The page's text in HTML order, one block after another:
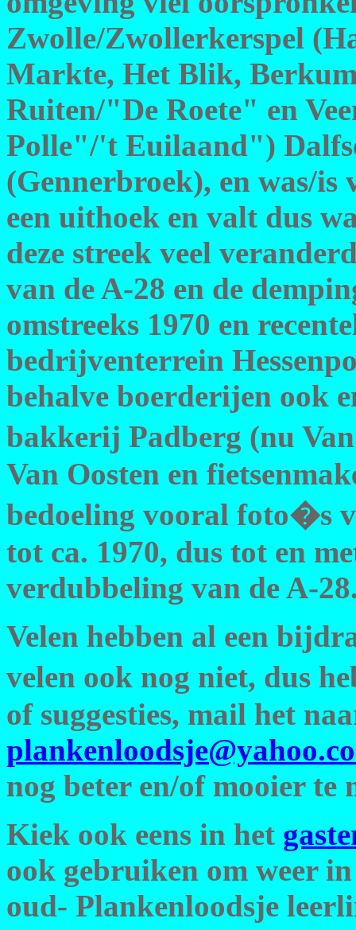
Zwolle/Zwollerkerspel
Markte, Het Blik,
Ruiten/"De Roete" en
Polle"/'t Euilaand")
(Gennerbroek), en was/is
een uithoek en valt dus
deze streek veel
van de A-28 en de
omstreeks 1970 en
bedrijventerrein
behalve boerderijen ook
bakkerij Padberg (nu
Van Oosten en
bedoeling vooral foto�s
tot ca. 1970, dus tot en
verdubbeling van de A-
Velen hebben al een
velen ook nog niet, dus
of suggesties, mail het
nog beter en/of mooier
Kiek ook eens in het
ook gebruiken om weer
oud- Plankenloodsje